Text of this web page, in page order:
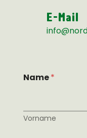
E-Mail
a
r
i
Name*
Vorname